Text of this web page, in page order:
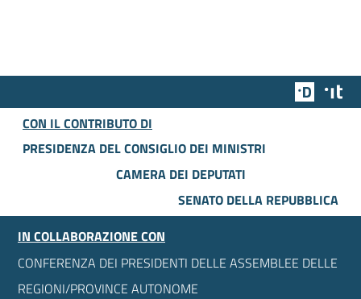
Team
CON IL CONTRIBUTO DI
PRESIDENZA DEL CONSIGLIO DEI MINISTRI
CAMERA DEI DEPUTATI
SENATO DELLA REPUBBLICA
IN COLLABORAZIONE CON
CONFERENZA DEI PRESIDENTI DELLE ASSEMBLEE DELLE
REGIONI/PROVINCE AUTONOME